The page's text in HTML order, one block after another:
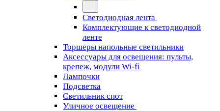
Светодиодная лента
Комплектующие к светодиодной
ленте
Торшеры напольные светильники
Аксессуары для освещения: пульты,
крепеж, модули Wi-fi
Лампочки
Подсветка
Светильник спот
Уличное освещение